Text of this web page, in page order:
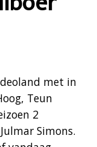
met in
Teun
2
Simons.